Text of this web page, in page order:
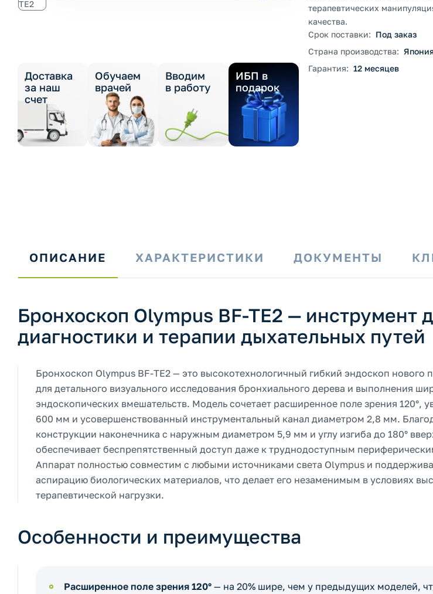
Доставка
за наш
счет
Обучаем
врачей
Вводим
в работу
ИБП в
подарок
терапевтических
качества.
Срок поставки: Под заказ
Страна производства: Япония
Гарантия: 12 месяцев
ОПИСАНИЕ ХАРАКТЕРИСТИКИ ДОКУМЕНТЫ
Бронхоскоп Olympus BF-TE2 — инструмент
диагностики и терапии дыхательных путей
Бронхоскоп Olympus BF-TE2 — это высокотехнологичный гибкий эндоскоп нового
для детального визуального исследования бронхиального дерева и выполнения
эндоскопических вмешательств. Модель сочетает расширенное поле зрения 120°,
600 мм и усовершенствованный инструментальный канал диаметром 2,8 мм.
конструкции наконечника с наружным диаметром 5,9 мм и углу изгиба до 180°
обеспечивает беспрепятственный доступ даже к труднодоступным
Аппарат полностью совместим с любыми источниками света Olympus и
аспирацию биологических материалов, что делает его незаменимым в условиях
терапевтической нагрузки.
Особенности и преимущества
Расширенное поле зрения 120° — на 20% шире, чем у предыдущих моделей,